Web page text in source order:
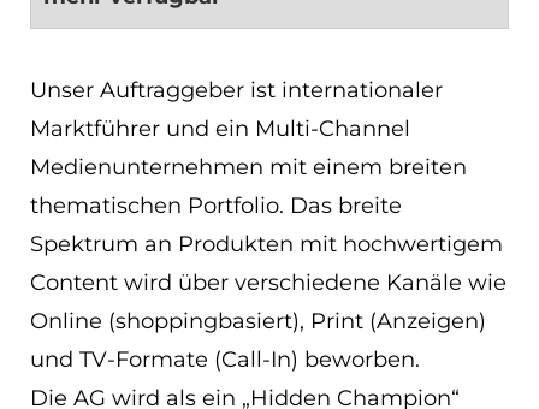
News
DE
ES
Navigation schließen
Unser Auftraggeber ist internationaler
Marktführer und ein Multi-Channel
Medienunternehmen mit einem breiten
thematischen Portfolio. Das breite
Spektrum an Produkten mit hochwertigem
Content wird über verschiedene Kanäle wie
Online (shoppingbasiert), Print (Anzeigen)
und TV-Formate (Call-In) beworben.
Die AG wird als ein „Hidden Champion“